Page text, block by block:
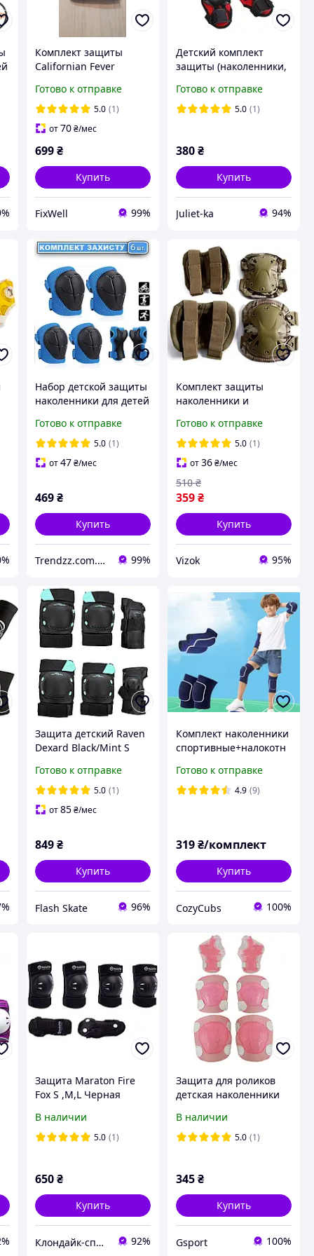
Комплект защиты
Californian Fever
наколенников и
налокотников для
спорта
Готово к отправке
5.0 (1)
от70 ₴/мес
699 ₴
Купить
FixWell 99%
Детский комплект
защиты (наколенники,
запястий) Черный
Готово к отправке
5.0 (1)
380₴
Купить
Juliet-ka 94%
Набор детской защиты
наколенники для детей
налокотники
наладонники защита
для рук Синие
Готово к отправке
5.0 (1)
от47 ₴/мес
469 ₴
Купить
Trendzz.com.ua 99%
Комплект защиты
наколенники и
регулируемые, для
локтей и колен,
военные
Готово к отправке
5.0 (1)
от36₴/мес
359₴
510 ₴
Купить
Vizok 95%
Защита детский Raven
Dexard Black/Mint S
Готово к отправке
5.0 (1)
от85 ₴/мес
849 ₴
Купить
Flash Skate 96%
Комплект наколенники
спортивные+налокотн
волейбола, бега и
других видов спорта.
Готово к отправке
4.9 (9)
319₴/комплект
Купить
CozyCubs 100%
Защита Maraton Fire
Fox S ,M,L Черная
В наличии
5.0 (1)
650 ₴
Купить
Клондайк-спорт 92%
Защита для роликов
детская наколенники
Zelart SK-2019 цвет
розовый:- Gsport
В наличии
5.0 (1)
345₴
Купить
Gsport 100%